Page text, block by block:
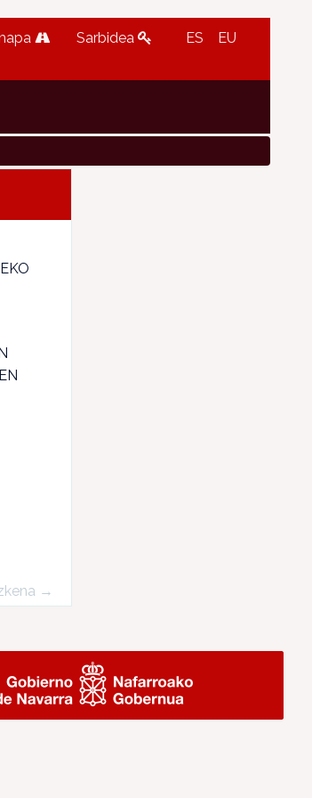
Sarbidea ES EU
→